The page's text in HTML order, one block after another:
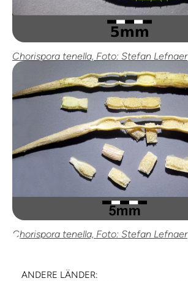
Chorispora tenella, Foto: Stefan Lefnaer
Chorispora tenella, Foto: Stefan Lefnaer
ANDERE LÄNDER: